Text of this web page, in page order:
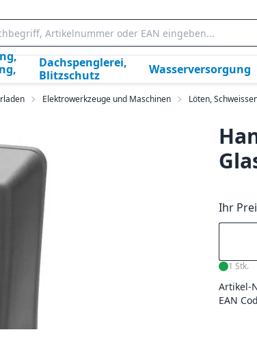
Dachspenglerei,
Blitzschutz
Wasserversorgung
Elektrowerkzeuge und Maschinen Löten,
Ihr
1 Stk.
Artikel-
EAN